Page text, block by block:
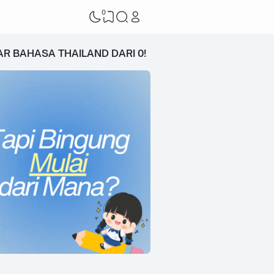
0
BAHASA THAILAND DARI 0!